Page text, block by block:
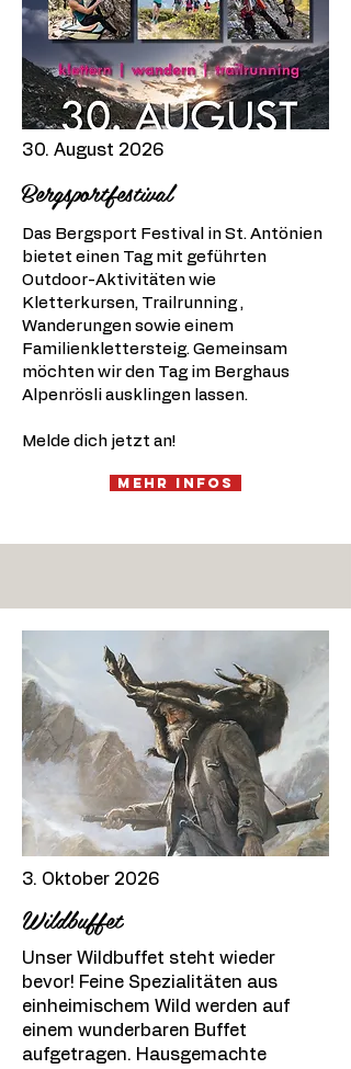
30. August 2026
Bergsportfestival
Das Bergsport Festival in St. Antönien
bietet einen Tag mit geführten
Outdoor-Aktivitäten wie
Kletterkursen, Trailrunning ,
Wanderungen sowie einem
Familienklettersteig. Gemeinsam
möchten wir den Tag im Berghaus
Alpenrösli ausklingen lassen.
Melde dich jetzt an!
Mehr Infos
3. Oktober 2026
Wildbuffet
Unser Wildbuffet steht wieder
bevor! Feine Spezialitäten aus
einheimischem Wild werden auf
einem wunderbaren Buffet
aufgetragen. Hausgemachte